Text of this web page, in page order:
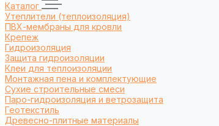
Каталог
Утеплители (теплоизоляция)
ПВХ-мембраны для кровли
Крепеж
Гидроизоляция
Защита гидроизоляции
Клеи для теплоизоляции
Монтажная пена и комплектующие
Сухие строительные смеси
Паро-гидроизоляция и ветрозащита
Геотекстиль
Древесно-плитные материалы